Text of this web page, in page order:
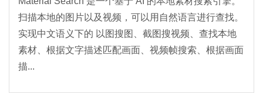
扫描本地的图片以及视频，可以用自然语言进行查找。
实现中文语义下的 以图搜图、截图搜视频、查找本地
素材、根据文字描述匹配画面、视频帧搜索、根据画面
描...